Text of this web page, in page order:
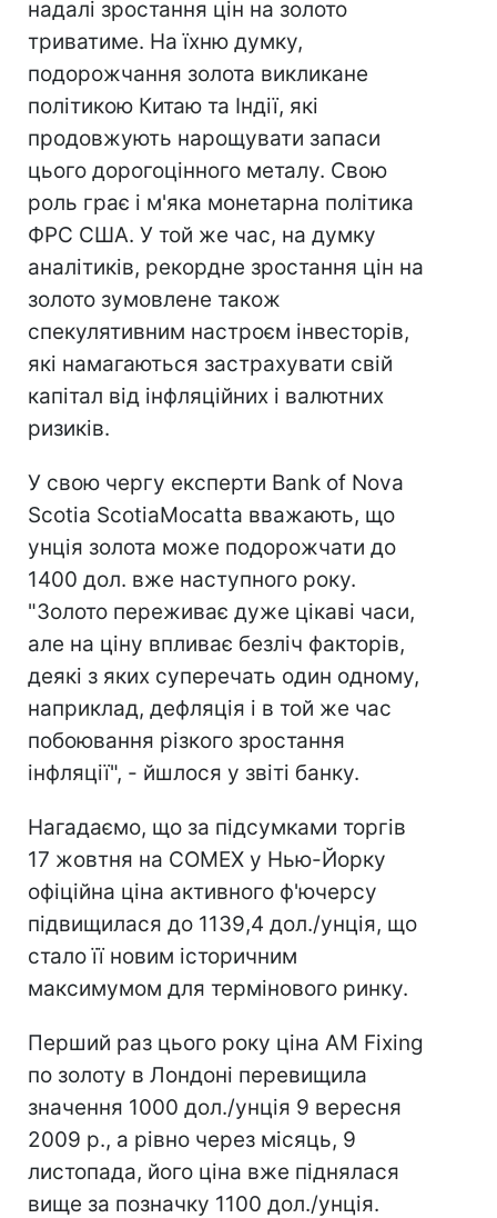
надалі зростання цін на золото
триватиме. На їхню думку,
подорожчання золота викликане
політикою Китаю та Індії, які
продовжують нарощувати запаси
цього дорогоцінного металу. Свою
роль грає і м'яка монетарна політика
ФРС США. У той же час, на думку
аналітиків, рекордне зростання цін на
золото зумовлене також
спекулятивним настроєм інвесторів,
які намагаються застрахувати свій
капітал від інфляційних і валютних
ризиків.
У свою чергу експерти Bank of Nova
Scotia ScotiaMocatta вважають, що
унція золота може подорожчати до
1400 дол. вже наступного року.
"Золото переживає дуже цікаві часи,
але на ціну впливає безліч факторів,
деякі з яких суперечать один одному,
наприклад, дефляція і в той же час
побоювання різкого зростання
інфляції", - йшлося у звіті банку.
Нагадаємо, що за підсумками торгів
17 жовтня на COMEX у Нью-Йорку
офіційна ціна активного ф'ючерсу
підвищилася до 1139,4 дол./унція, що
стало її новим історичним
максимумом для термінового ринку.
Перший раз цього року ціна AM Fixing
по золоту в Лондоні перевищила
значення 1000 дол./унція 9 вересня
2009 р., а рівно через місяць, 9
листопада, його ціна вже піднялася
вище за позначку 1100 дол./унція.